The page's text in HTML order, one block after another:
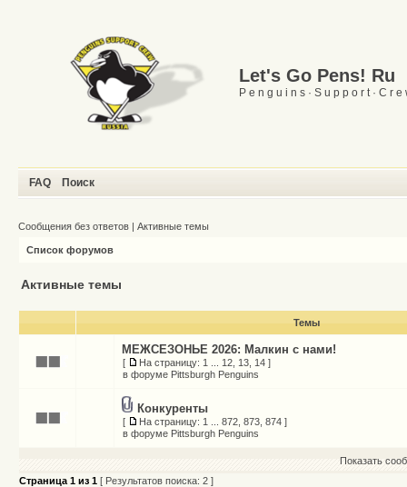
Let's Go Pens! Ru
P e n g u i n s · S u p p o r t · C r e
FAQ Поиск
Сообщения без ответов | Активные темы
Список форумов
Активные темы
Темы
МЕЖСЕЗОНЬЕ 2026: Малкин с нами!
[ На страницу: 1 12 13 14 ]
в форуме Pittsburgh Penguins
Конкуренты
[ На страницу: 1 872 873 874 ]
в форуме Pittsburgh Penguins
Показать
Страница 1 из 1 [ Результатов поиска: 2 ]